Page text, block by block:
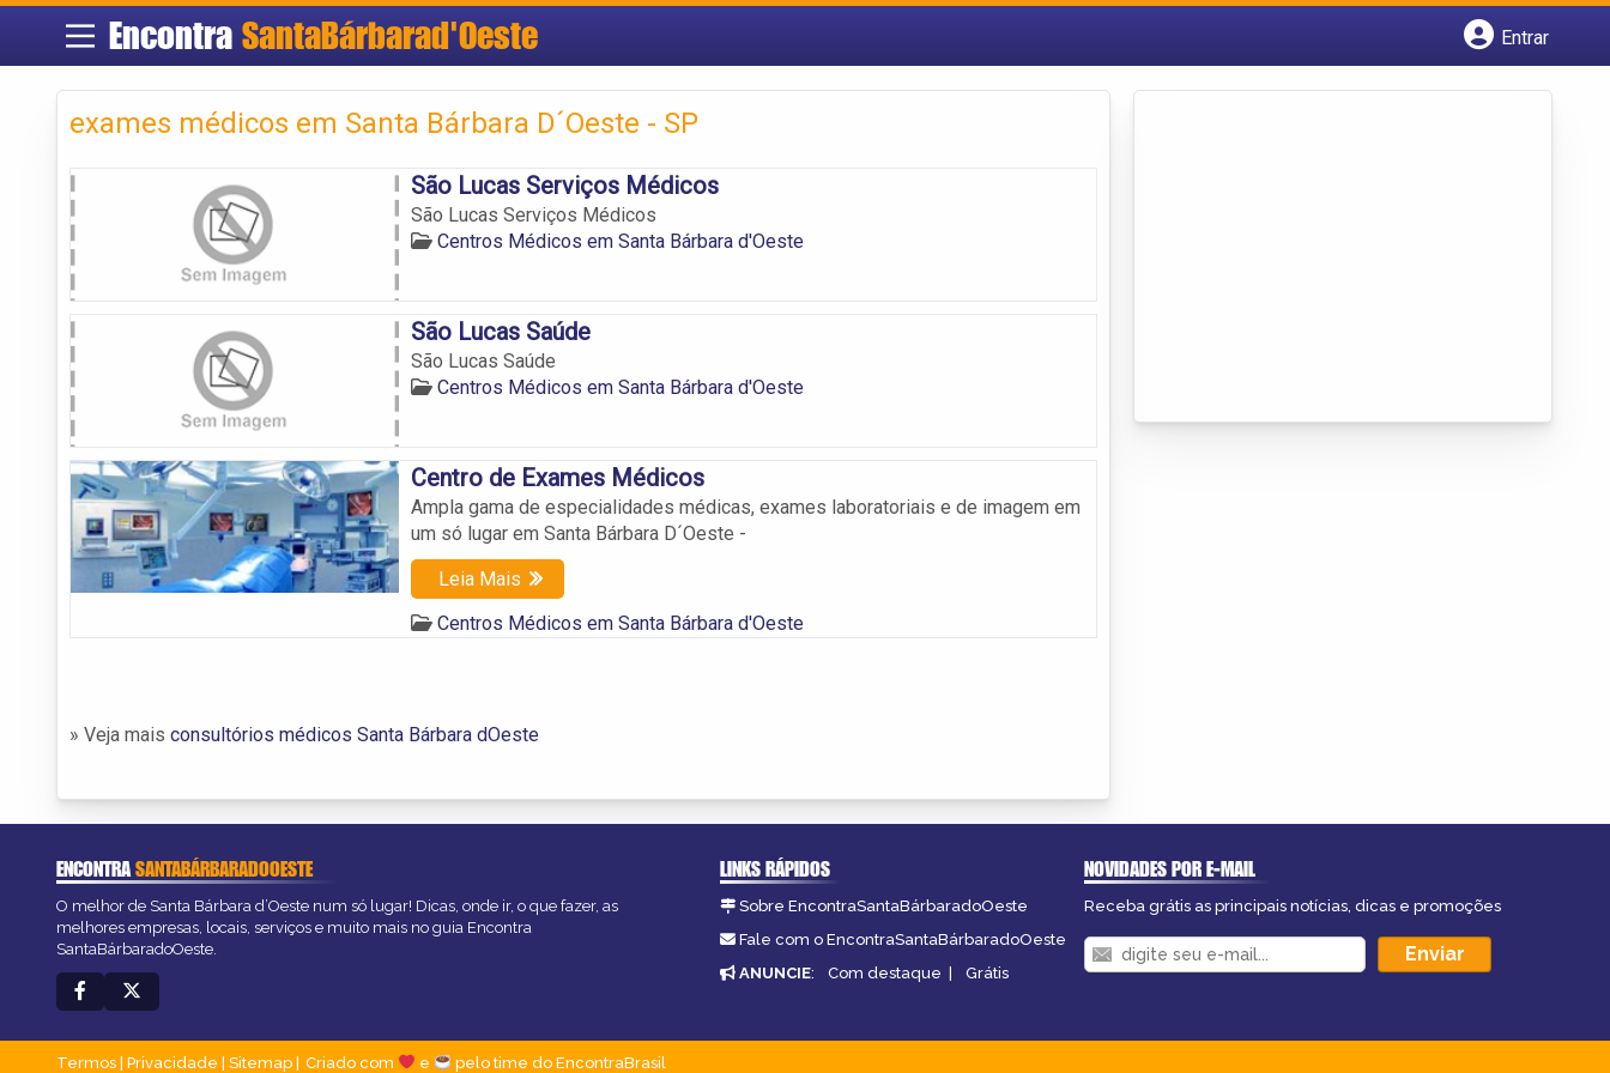
Encontra SantaBárbarad'Oeste
Entrar
exames médicos em Santa Bárbara D´Oeste - SP
São Lucas Serviços Médicos
São Lucas Serviços Médicos
Centros Médicos em Santa Bárbara d'Oeste
São Lucas Saúde
São Lucas Saúde
Centros Médicos em Santa Bárbara d'Oeste
Centro de Exames Médicos
Ampla gama de especialidades médicas, exames laboratoriais e de imagem em
um só lugar em Santa Bárbara D´Oeste -
Leia Mais
Centros Médicos em Santa Bárbara d'Oeste
» Veja mais consultórios médicos Santa Bárbara dOeste
ENCONTRASANTABÁRBARADOOESTE
O melhor de Santa Bárbara d’Oeste num só lugar! Dicas, onde ir, o que fazer, as
melhores empresas, locais, serviços e muito mais no guia Encontra
SantaBárbaradoOeste.
LINKS RÁPIDOS
Sobre EncontraSantaBárbaradoOeste
Fale com o EncontraSantaBárbaradoOeste
ANUNCIE: Com destaque | Grátis
NOVIDADES POR E-MAIL
Receba grátis as principais notícias, dicas e promoções
Termos | Privacidade | Sitemap Criado com e pelo time do EncontraBrasil